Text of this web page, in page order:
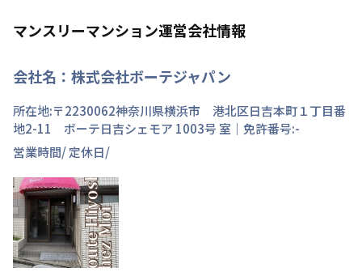
マンスリーマンション運営会社情報
会社名： 株式会社ボーテジャパン
所在地:〒2230062神奈川県横浜市 港北区日吉本町１丁目番
地2-11 ボーテ日吉シェモア 1003号 室 ｜免許番号:-
営業時間/定休日/